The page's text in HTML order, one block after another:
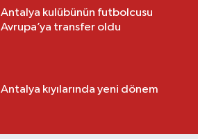
Antalya kulübünün futbolcusu
Avrupa’ya transfer oldu
Antalya kıyılarında yeni dönem